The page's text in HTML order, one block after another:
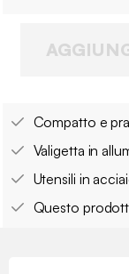
Compatto e
Valigetta in
Utensili in
Questo